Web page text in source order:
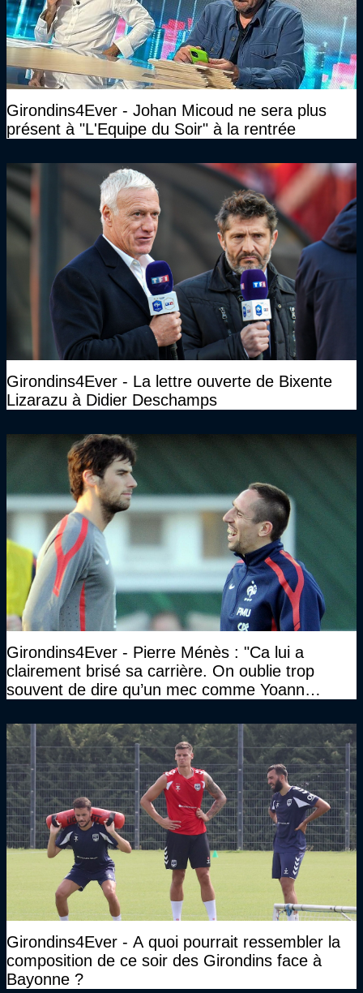
Girondins4Ever - Johan Micoud ne sera plus
présent à "L'Equipe du Soir" à la rentrée
Girondins4Ever - La lettre ouverte de Bixente
Lizarazu à Didier Deschamps
Girondins4Ever - Pierre Ménès : "Ca lui a
clairement brisé sa carrière. On oublie trop
souvent de dire qu’un mec comme Yoann
Girondins4Ever - A quoi pourrait ressembler la
composition de ce soir des Girondins face à
Bayonne ?